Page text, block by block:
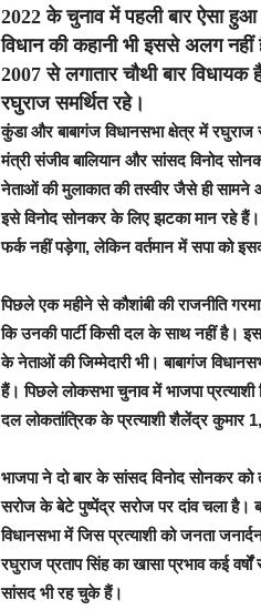
2022 के चुनाव में पहली बार ऐसा
विधान की कहानी भी इससे अलग नहीं
2007 से लगातार चौथी बार विधायक
रघुराज समर्थित रहे।
कुंडा और बाबागंज विधानसभा क्षेत्र में
मंत्री संजीव बालियान और सांसद विनोद
नेताओं की मुलाकात की तस्वीर जैसे ही
इसे विनोद सोनकर के लिए झटका मान रहे
फर्क नहीं पड़ेगा, लेकिन वर्तमान में सपा को
पिछले एक महीने से कौशांबी की राजनीति
कि उनकी पार्टी किसी दल के साथ नहीं है।
के नेताओं की जिम्मेदारी भी। बाबागंज
हैं। पिछले लोकसभा चुनाव में भाजपा
दल लोकतांत्रिक के प्रत्याशी शैलेंद्र कुमार
भाजपा ने दो बार के सांसद विनोद सोनकर को
सरोज के बेटे पुष्पेंद्र सरोज पर दांव चला है।
विधानसभा में जिस प्रत्याशी को जनता
रघुराज प्रताप सिंह का खासा प्रभाव कई
सांसद भी रह चुके हैं।